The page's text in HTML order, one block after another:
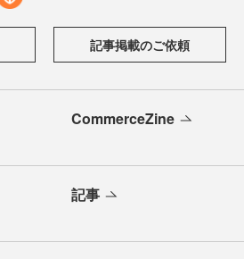
記事掲載のご依頼
CommerceZine
記事